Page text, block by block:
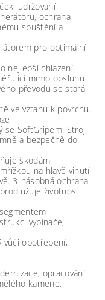
udržovaní
ochrana
spuštění a
pro optimální
nejlepší chlazení
mimo obsluhu
převodu se stará
ve vztahu k povrchu.
se SoftGripem. Stroj
a bezpečně do
škodám,
na hlavě vinutí
3-násobná ochrana
životnost
vypínače,
vůči opotřebení,
opracování
kamene,